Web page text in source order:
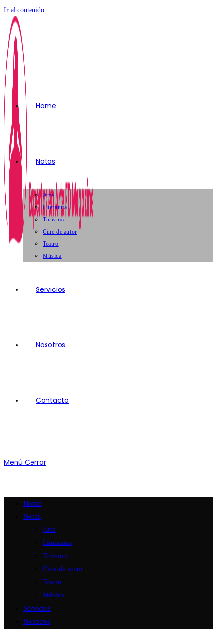
Ir al contenido
Home
Notas
Arte
Literatura
Turismo
Cine de autor
Teatro
Música
Servicios
Nosotros
Contacto
Menú Cerrar
Home
Notas
Arte
Literatura
Turismo
Cine de autor
Teatro
Música
Servicios
Nosotros